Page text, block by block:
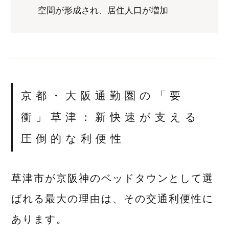
空間が形成され、居住人口が増加
京都・大阪通勤圏の「要
衝」草津：新快速が支える
圧倒的な利便性
草津市が京阪神のベッドタウンとして選
ばれる最大の理由は、その交通利便性に
あります。